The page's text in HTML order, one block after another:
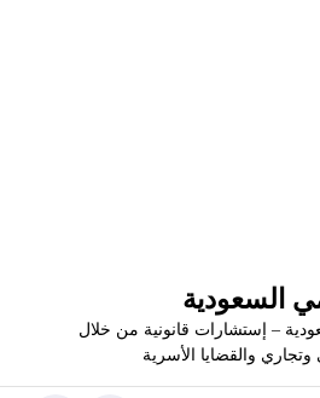
السعودية
– إستشارات قانونية من خلال
والقضايا الأسرية